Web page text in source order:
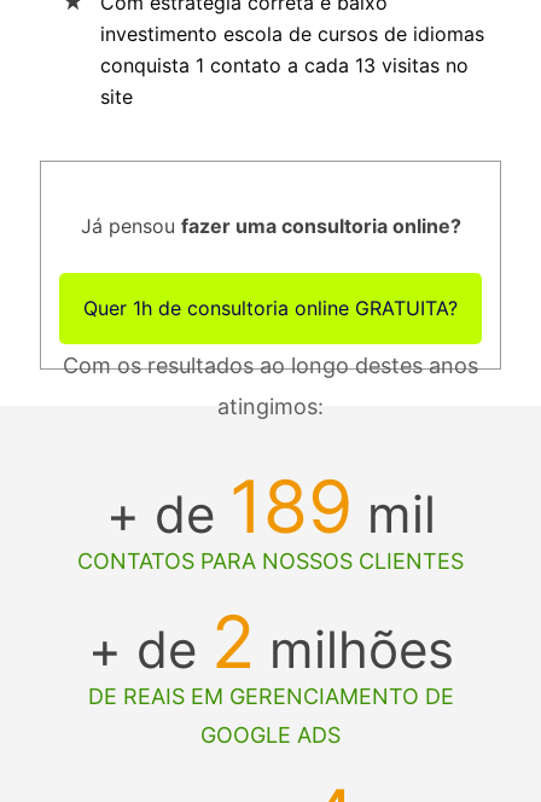
investimento escola de cursos de idiomas
conquista 1 contato a cada 13 visitas no
site
Já pensou fazer uma consultoria online?
Quer 1h de consultoria online GRATUITA?
Com os resultados ao longo destes anos
atingimos:
+ de 189 mil
CONTATOS PARA NOSSOS CLIENTES
+ de 2 milhões
DE REAIS EM GERENCIAMENTO DE
GOOGLE ADS